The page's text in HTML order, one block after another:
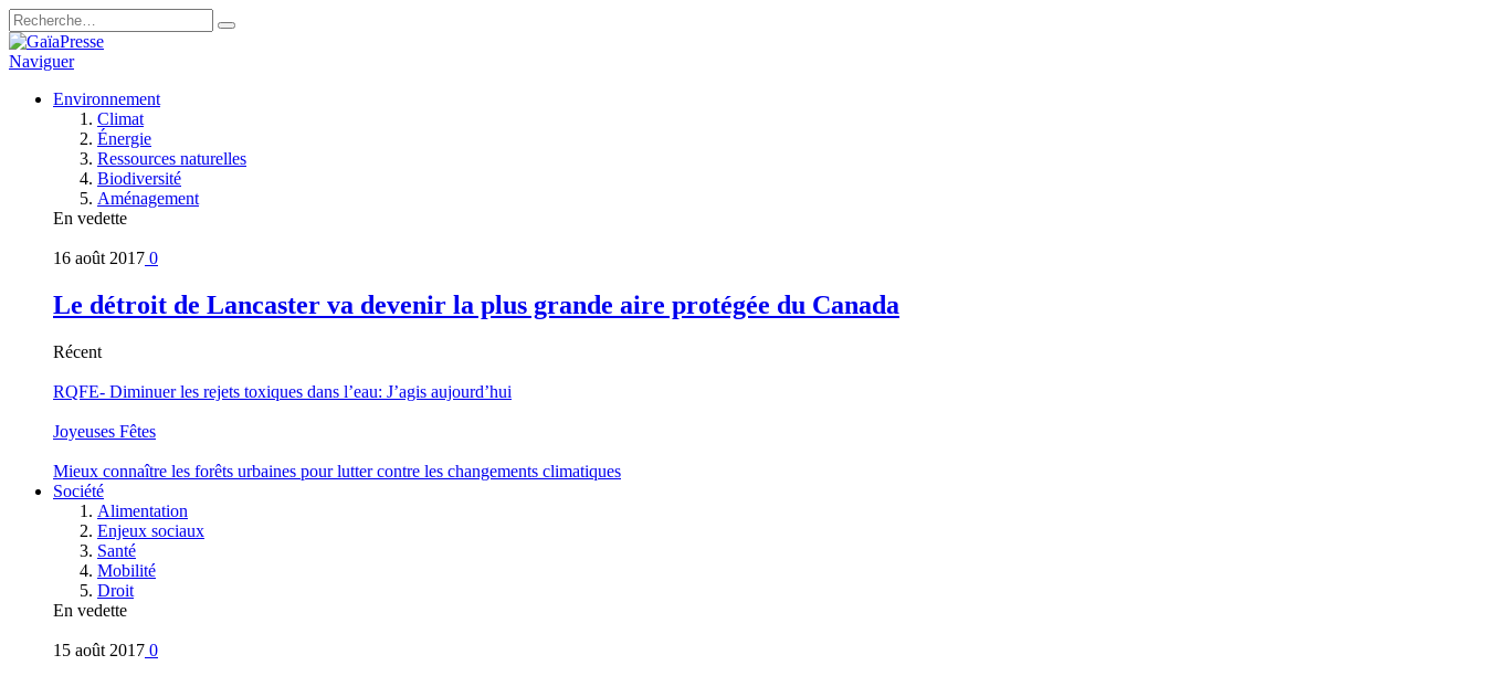
Naviguer
Environnement
Climat
Énergie
Ressources naturelles
Biodiversité
Aménagement
En vedette
16 août 2017 0
Le détroit de Lancaster va devenir la plus grande aire protégée du Canada
Récent
RQFE- Diminuer les rejets toxiques dans l’eau: J’agis aujourd’hui
Joyeuses Fêtes
Mieux connaître les forêts urbaines pour lutter contre les changements climatiques
Société
Alimentation
Enjeux sociaux
Santé
Mobilité
Droit
En vedette
15 août 2017 0